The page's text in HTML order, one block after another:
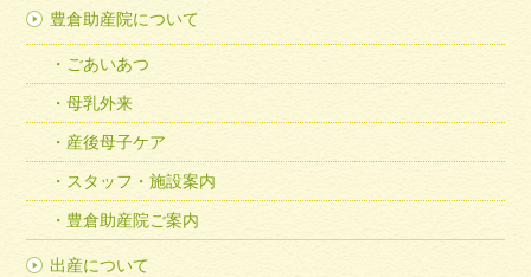
豊倉助産院について
ごあいあつ
母乳外来
産後母子ケア
スタッフ・施設案内
豊倉助産院ご案内
出産について